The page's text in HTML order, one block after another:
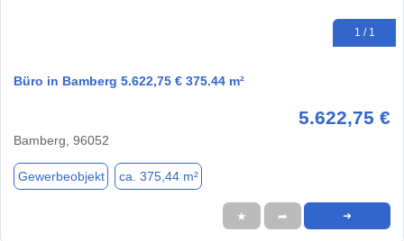
1 / 1
Büro in Bamberg 5.622,75 € 375.44 m²
5.622,75 €
Bamberg, 96052
Gewerbeobjekt ca. 375,44 m²
★ ➦ ➜